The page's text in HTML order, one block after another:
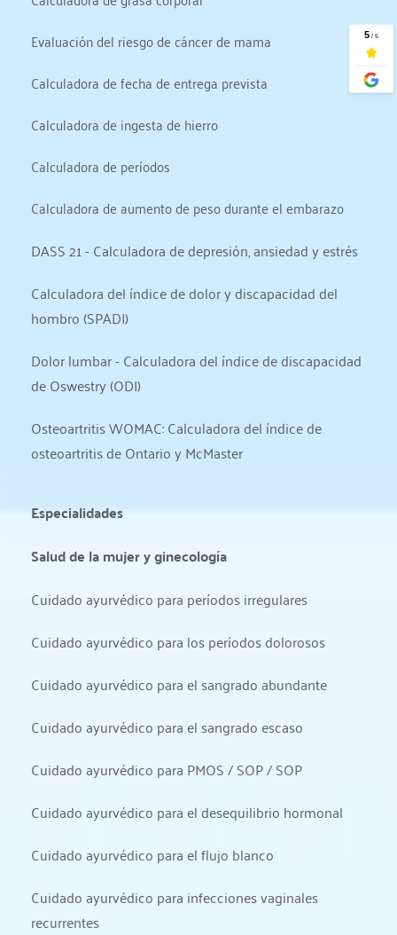
Evaluación del riesgo de cáncer de mama
Calculadora de fecha de entrega prevista
Calculadora de ingesta de hierro
Calculadora de períodos
Calculadora de aumento de peso durante el embarazo
DASS 21 - Calculadora de depresión, ansiedad y estrés
Calculadora del índice de dolor y discapacidad del
hombro (SPADI)
Dolor lumbar - Calculadora del índice de discapacidad
de Oswestry (ODI)
Osteoartritis WOMAC: Calculadora del índice de
osteoartritis de Ontario y McMaster
Especialidades
Salud de la mujer y ginecología
Cuidado ayurvédico para períodos irregulares
Cuidado ayurvédico para los períodos dolorosos
Cuidado ayurvédico para el sangrado abundante
Cuidado ayurvédico para el sangrado escaso
Cuidado ayurvédico para PMOS / SOP / SOP
Cuidado ayurvédico para el desequilibrio hormonal
Cuidado ayurvédico para el flujo blanco
Cuidado ayurvédico para infecciones vaginales
recurrentes